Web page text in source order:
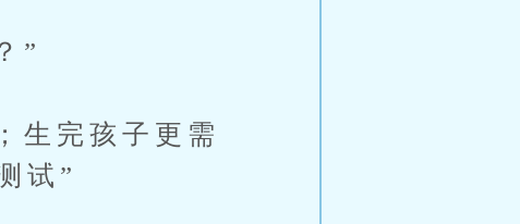
”
生完孩子更需
试”